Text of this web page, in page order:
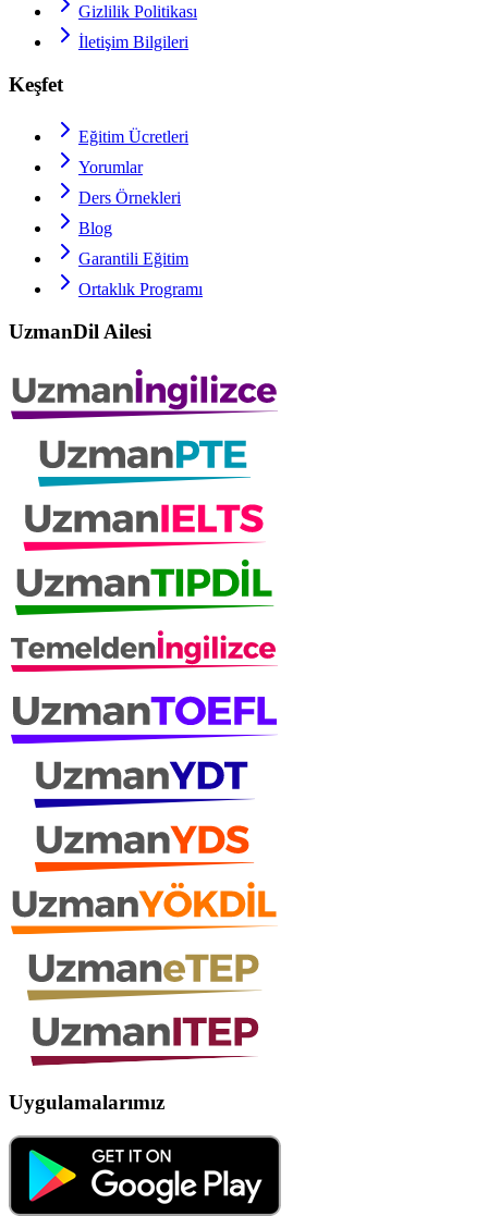
Gizlilik Politikası
İletişim Bilgileri
Keşfet
Eğitim Ücretleri
Yorumlar
Ders Örnekleri
Blog
Garantili Eğitim
Ortaklık Programı
UzmanDil Ailesi
Uygulamalarımız